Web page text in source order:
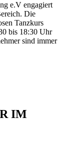
e.V engagiert
Die
Tanzkurs
bis 18:30 Uhr
sind immer
IM